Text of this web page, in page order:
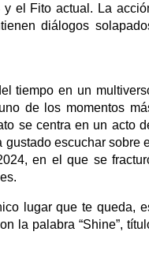
el Fito actual. La
diálogos
tiempo en un
de los momentos
se centra en un acto
escuchar sobre
en el que se
lugar que te queda,
la palabra “Shine”,